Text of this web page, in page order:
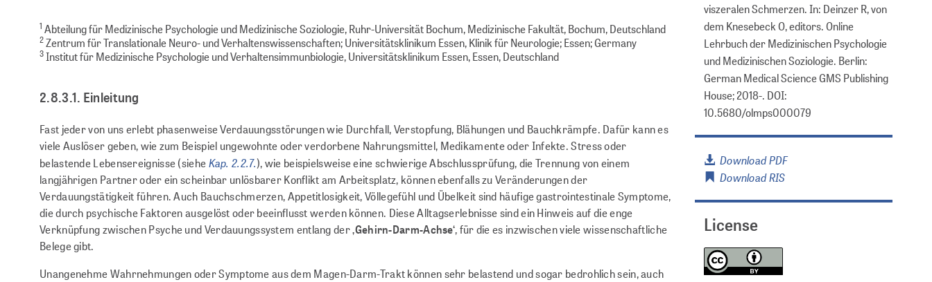
1 Abteilung für Medizinische Psychologie und Medizinische Soziologie, Ruhr-Universität Bochum, Medizinische Fakultät, Bochum, Deutschland
2Zentrum für Translationale Neuro- und Verhaltenswissenschaften; Universitätsklinikum Essen, Klinik für Neurologie; Essen; Germany
3Institut für Medizinische Psychologie und Verhaltensimmunbiologie, Universitätsklinikum Essen, Essen, Deutschland
2.8.3.1. Einleitung
Fast jeder von uns erlebt phasenweise Verdauungsstörungen wie Durchfall, Verstopfung, Blähungen und Bauchkrämpfe. Dafür kann es
viele Auslöser geben, wie zum Beispiel ungewohnte oder verdorbene Nahrungsmittel, Medikamente oder Infekte. Stress oder
belastende Lebensereignisse (sieheKap. 2.2.7.), wie beispielsweise eine schwierige Abschlussprüfung, die Trennung von einem
langjährigen Partner oder ein scheinbar unlösbarer Konflikt am Arbeitsplatz, können ebenfalls zu Veränderungen der
Verdauungstätigkeit führen. Auch Bauchschmerzen, Appetitlosigkeit, Völlegefühl und Übelkeit sind häufige gastrointestinale Symptome,
die durch psychische Faktoren ausgelöst oder beeinflusst werden können. Diese Alltagserlebnisse sind ein Hinweis auf die enge
Verknüpfung zwischen Psyche und Verdauungssystem entlang der‚Gehirn-Darm-Achse‘, für die es inzwischen viele wissenschaftliche
Belege gibt.
Unangenehme Wahrnehmungen oder Symptome aus dem Magen-Darm-Trakt können sehr belastend und sogar bedrohlich sein, auch
viszeralen Schmerzen. In: Deinzer R, von
dem Knesebeck O, editors. Online
Lehrbuch der Medizinischen Psychologie
und Medizinischen Soziologie. Berlin:
German Medical Science GMS Publishing
House; 2018-. DOI:
10.5680/olmps000079
Download PDF
Download RIS
License